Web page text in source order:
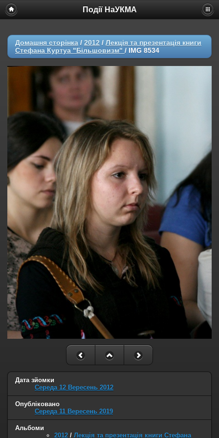
Події НаУКМА
Домашня сторінка / 2012 / Лекція та презентація книги
Стефана Куртуа "Більшовизм" / IMG 8534
Дата зйомки
Середа 12 Вересень 2012
Опубліковано
Середа 11 Вересень 2019
Альбоми
2012 / Лекція та презентація книги Стефана